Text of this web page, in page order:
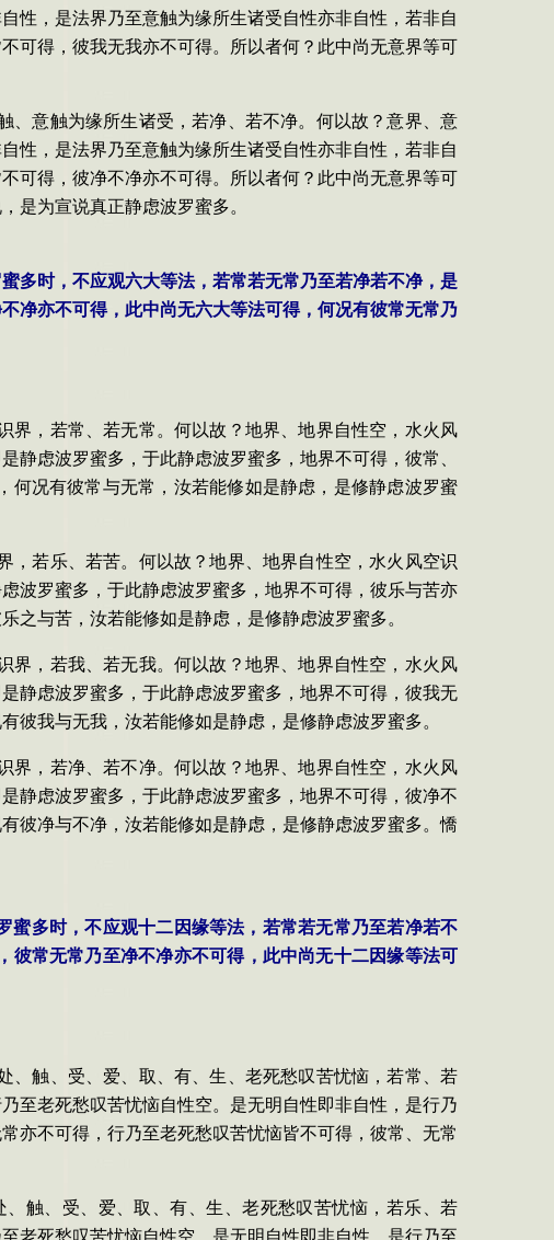
性，是法界乃至意触为缘所生诸受自性亦非自性，若非自
可得，彼我无我亦不可得。所以者何？此中尚无意界等可
、意触为缘所生诸受，若净、若不净。何以故？意界、意
性，是法界乃至意触为缘所生诸受自性亦非自性，若非自
可得，彼净不净亦不可得。所以者何？此中尚无意界等可
是为宣说真正静虑波罗蜜多。
多时，不应观六大等法，若常若无常乃至若净若不净，是
净亦不可得，此中尚无六大等法可得，何况有彼常无常乃
界，若常、若无常。何以故？地界、地界自性空，水火风
静虑波罗蜜多，于此静虑波罗蜜多，地界不可得，彼常、
况有彼常与无常，汝若能修如是静虑，是修静虑波罗蜜
，若乐、若苦。何以故？地界、地界自性空，水火风空识
波罗蜜多，于此静虑波罗蜜多，地界不可得，彼乐与苦亦
之与苦，汝若能修如是静虑，是修静虑波罗蜜多。
界，若我、若无我。何以故？地界、地界自性空，水火风
静虑波罗蜜多，于此静虑波罗蜜多，地界不可得，彼我无
彼我与无我，汝若能修如是静虑，是修静虑波罗蜜多。
界，若净、若不净。何以故？地界、地界自性空，水火风
静虑波罗蜜多，于此静虑波罗蜜多，地界不可得，彼净不
彼净与不净，汝若能修如是静虑，是修静虑波罗蜜多。憍
蜜多时，不应观十二因缘等法，若常若无常乃至若净若不
常无常乃至净不净亦不可得，此中尚无十二因缘等法可
、触、受、爱、取、有、生、老死愁叹苦忧恼，若常、若
至老死愁叹苦忧恼自性空。是无明自性即非自性，是行乃
亦不可得，行乃至老死愁叹苦忧恼皆不可得，彼常、无常
触、受、爱、取、有、生、老死愁叹苦忧恼，若乐、若
老死愁叹苦忧恼自性空。是无明自性即非自性，是行乃至